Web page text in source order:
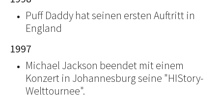
Puff Daddy hat seinen ersten Auftritt in
England
1997
Michael Jackson beendet mit einem
Konzert in Johannesburg seine "HIStory-
Welttournee".